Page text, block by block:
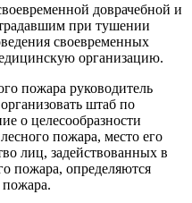
доврачебной и
при тушении
своевременных
организацию.
пожара руководитель
штаб по
о целесообразности
пожара, место его
лиц, задействованных в
пожара, определяются
пожара.